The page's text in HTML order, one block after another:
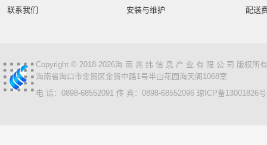
联系我们
安装与维护
配送
Copyright © 2018-2026海 南 兆 纬 信 息 产 业 有 限 公 司 版权所
海南省海口市金贸区金贸中路1号半山花园海天阁1068室
电 话：0898-68552091 传 真：0898-68552096 琼ICP备13001826